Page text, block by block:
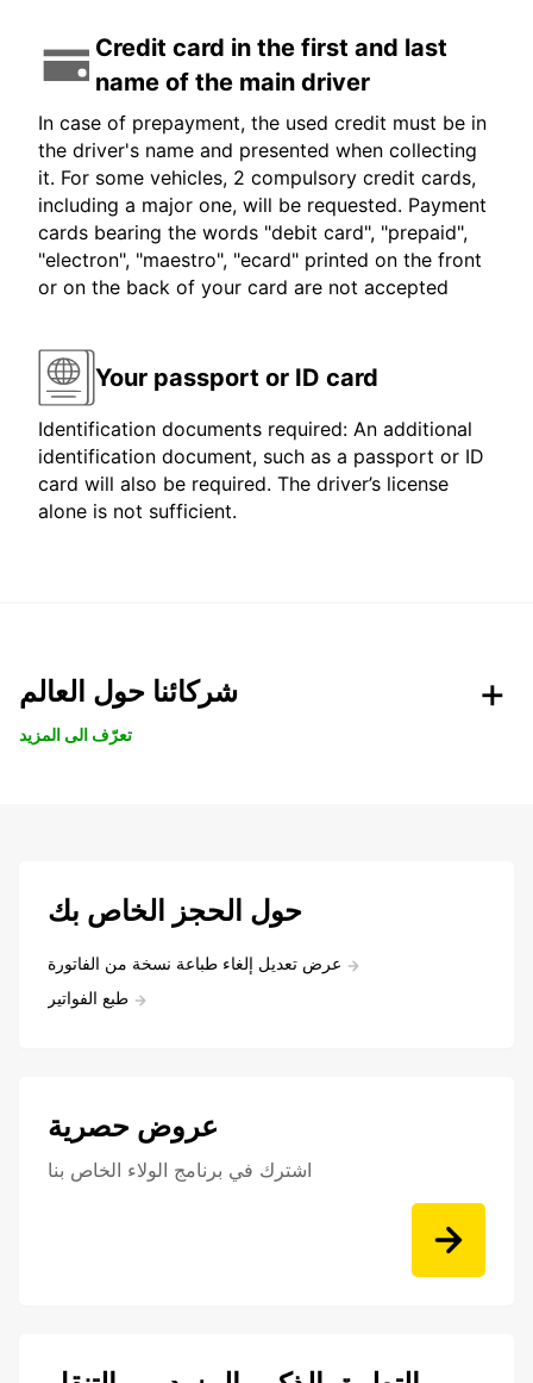
Credit card in the first and last
name of the main driver
In case of prepayment, the used credit must be in
the driver's name and presented when collecting
it. For some vehicles, 2 compulsory credit cards,
including a major one, will be requested. Payment
cards bearing the words "debit card", "prepaid",
"electron", "maestro", "ecard" printed on the front
or on the back of your card are not accepted
Your passport or ID card
Identification documents required: An additional
identification document, such as a passport or ID
card will also be required. The driver’s license
alone is not sufficient.
شركائنا حول العالم
تعرّف الى المزيد
حول الحجز الخاص بك
عرض تعديل إلغاء طباعة نسخة من الفاتورة
طبع الفواتير
عروض حصرية
اشترك في برنامج الولاء الخاص بنا